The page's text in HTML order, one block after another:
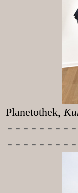
Planetothek,